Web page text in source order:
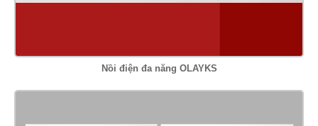
Nồi điện đa năng OLAYKS